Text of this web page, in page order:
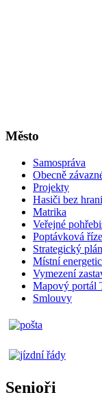
Město
Samospráva
Obecně
Projekty
Hasiči bez
Matrika
Veřejné
Poptávková
Strategický
Místní
Vymezení
Mapový portál
Smlouvy
Senioři